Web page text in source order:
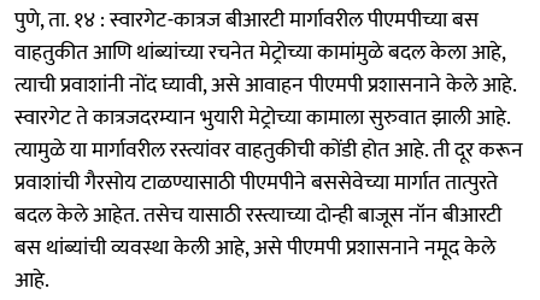
पुणे, ता. १४ : स्वारगेट-कात्रज बीआरटी मार्गावरील पीएमपीच्या बस
वाहतुकीत आणि थांब्यांच्या रचनेत मेट्रोच्या कामांमुळे बदल केला आहे,
त्याची प्रवाशांनी नोंद घ्यावी, असे आवाहन पीएमपी प्रशासनाने केले आहे.
स्वारगेट ते कात्रजदरम्यान भुयारी मेट्रोच्या कामाला सुरुवात झाली आहे.
त्यामुळे या मार्गावरील रस्त्यांवर वाहतुकीची कोंडी होत आहे. ती दूर करून
प्रवाशांची गैरसोय टाळण्यासाठी पीएमपीने बससेवेच्या मार्गात तात्पुरते
बदल केले आहेत. तसेच यासाठी रस्त्याच्या दोन्ही बाजूस नॉन बीआरटी
बस थांब्यांची व्यवस्था केली आहे, असे पीएमपी प्रशासनाने नमूद केले
आहे.